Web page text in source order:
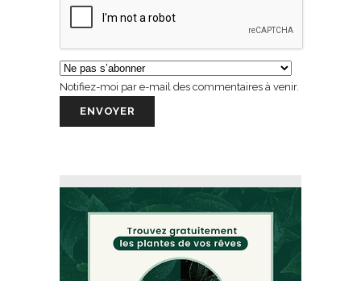
Notifiez-moi par e-mail des commentaires à venir.